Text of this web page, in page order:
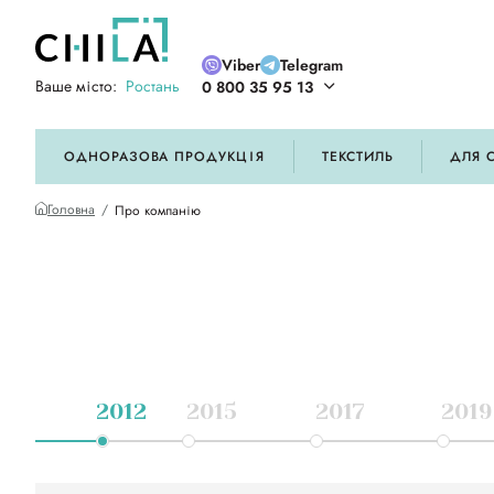
Ваше місто: Ростань
Viber
Telegram
0 800 35 95 13
ОДНОРАЗОВА ПРОДУКЦІЯ ТЕКСТИЛЬ ДЛЯ
Головна Про компанію
2012 2015 2017 2019